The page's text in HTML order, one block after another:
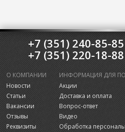
+7 (351) 240-85-85
+7 (351) 220-18-88
О КОМПАНИИ
Новости
Статьи
Вакансии
Отзывы
Реквизиты
ИНФОРМАЦИЯ ДЛЯ
Акции
Доставка и оплата
Вопрос-ответ
Видео
Обработка